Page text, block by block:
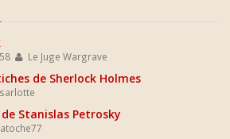
Le Juge Wargrave
de Sherlock Holmes
Stanislas Petrosky